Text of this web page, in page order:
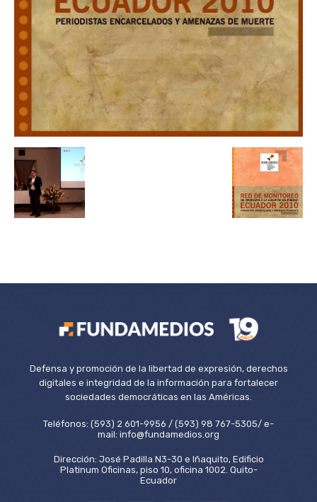
Defensa y promoción de la libertad de expresión, derechos
digitales e integridad de la información para fortalecer
sociedades democráticas en las Américas.
Teléfonos: (593) 2 601-9956 / (593) 98 767-5305/ e-
mail: info@fundamedios.org
Dirección: José Padilla N3-30 e Iñaquito, Edificio
Platinum Oficinas, piso 10, oficina 1002. Quito-
Ecuador